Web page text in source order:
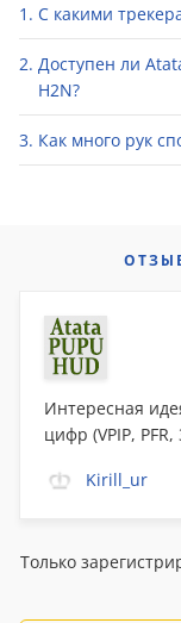
С какими
Доступен ли
H2N?
Как много рук
Интересная
цифр (VPIP,
Kirill_ur
Только